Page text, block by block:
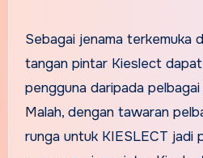
Sebagai jenama terkemuka
tangan pintar Kieslect
pengguna daripada pelbagai
Malah, dengan tawaran
runga untuk KIESLECT jadi